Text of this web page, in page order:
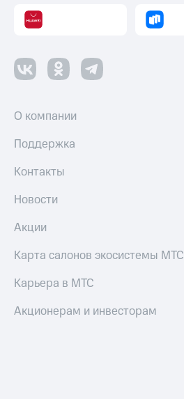
О компании
Поддержка
Контакты
Новости
Акции
Карта салонов экосистемы МТС
Карьера в МТС
Акционерам и инвесторам